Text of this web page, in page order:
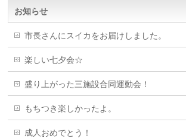
お知らせ
市長さんにスイカをお届けしました。
楽しい七夕会☆
盛り上がった三施設合同運動会！
もちつき楽しかったよ。
成人おめでとう！